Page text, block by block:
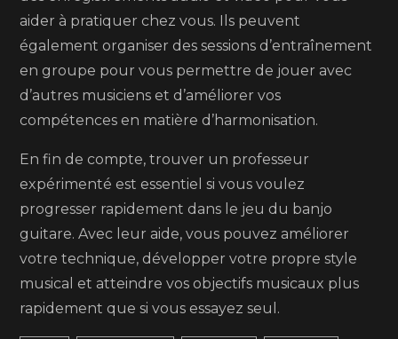
aider à pratiquer chez vous. Ils peuvent
également organiser des sessions d’entraînement
en groupe pour vous permettre de jouer avec
d’autres musiciens et d’améliorer vos
compétences en matière d’harmonisation.
En fin de compte, trouver un professeur
expérimenté est essentiel si vous voulez
progresser rapidement dans le jeu du banjo
guitare. Avec leur aide, vous pouvez améliorer
votre technique, développer votre propre style
musical et atteindre vos objectifs musicaux plus
rapidement que si vous essayez seul.